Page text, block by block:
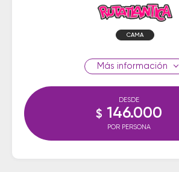
CAMA
información
DESDE
$ 146.000
POR PERSONA